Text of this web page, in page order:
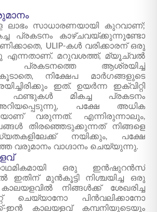
ലാഭം സാധാരണയായി കുറവാണ്;
പ്രകടനം കാഴ്ചവയ്ക്കുന്നുണ്ടോ
ULIP-കൾ വരിക്കാരന് ഒരു
എന്നതാണ്. മറുവശത്ത്, മ്യൂച്വൽ
പ്രകടനത്തെ ആശ്രയിച്ച്
നിക്ഷേപ മാർഗങ്ങളുടെ
ഇത്. ഉയർന്ന ഇക്വിറ്റി
മികച്ച പ്രകടനം
പക്ഷേ അധിക
വരുന്നത്. എന്നിരുന്നാലും,
തിരഞ്ഞെടുക്കുന്നത് നിങ്ങളെ
നയിക്കും, പക്ഷേ
വരുമാനം വാഗ്ദാനം ചെയ്യുന്നു.
ഒരു ഇൻഷുറൻസ്
ഇതിന് മുൻകൂട്ടി നിശ്ചയിച്ച ഒരു
നിങ്ങൾക്ക് ശേഖരിച്ച
ചെയ്യാനോ പിൻവലിക്കാനോ
ഇൻ കാലയളവ് കമ്പനിയുടെയും